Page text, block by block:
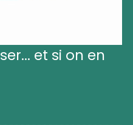
et si on en